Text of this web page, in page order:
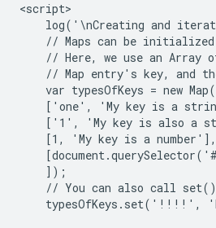
<script>
log('\nCreating and
// Maps can be
// Here, we use an Array
// Map entry's key, and
var typesOfKeys = new
['one', 'My key is a
['1', 'My key is also a
    [1, 'My key is a number'],
    ]);
// You can also call
typesOfKeys.set('!!!!',